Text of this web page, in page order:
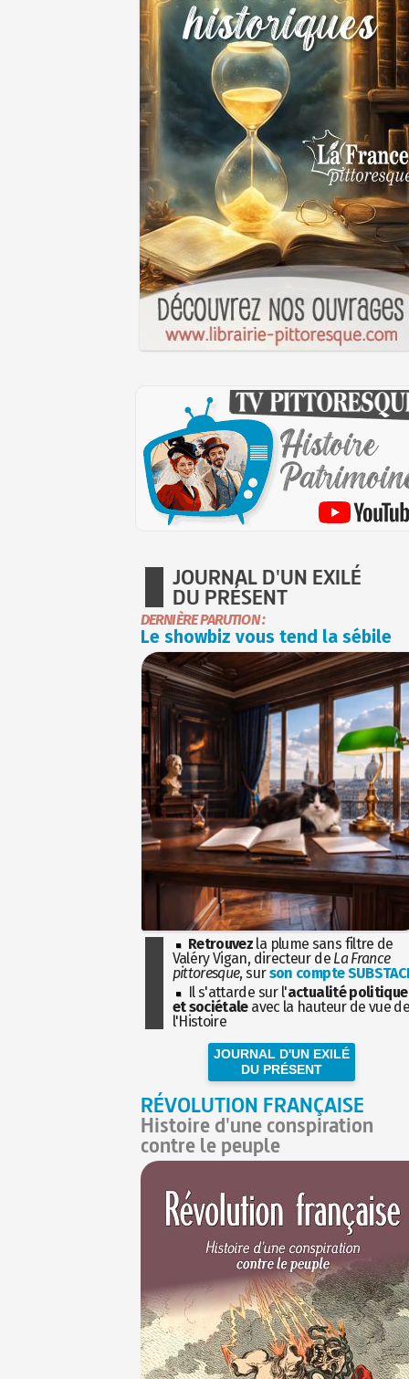
JOURNAL D'UN EXILÉ
DU PRÉSENT
DERNIÈRE PARUTION :
Le showbiz vous tend la sébile
Retrouvez la plume sans filtre de
Valéry Vigan, directeur de La France
pittoresque, surson compte
Il s'attarde sur l'actualité politique
et sociétaleavec la hauteur de vue
l'Histoire
JOURNAL D'UN EXILÉ
DU PRÉSENT
RÉVOLUTION FRANÇAISE
Histoire d'une conspiration
contre le peuple